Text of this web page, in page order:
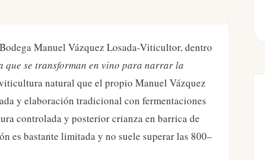
Manuel Vázquez Losada-Viticultor, dentro
que se transforman en vino para narrar la
natural que el propio Manuel Vázquez
y elaboración tradicional con fermentaciones
controlada y posterior crianza en barrica de
es bastante limitada y no suele superar las 800–